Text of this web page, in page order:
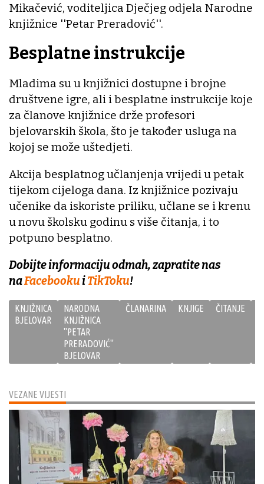
VEZANE VIJESTI
Mikačević, voditeljica Dječjeg odjela Narodne
knjižnice ''Petar Preradović''.
Besplatne instrukcije
Mladima su u knjižnici dostupne i brojne
društvene igre, ali i besplatne instrukcije koje
za članove knjižnice drže profesori
bjelovarskih škola, što je također usluga na
kojoj se može uštedjeti.
Akcija besplatnog učlanjenja vrijedi u petak
tijekom cijeloga dana. Iz knjižnice pozivaju
učenike da iskoriste priliku, učlane se i krenu
u novu školsku godinu s više čitanja, i to
potpuno besplatno.
Dobijte informaciju odmah, zapratite nas
naFacebookuiTikToku!
KNJIŽNICA
BJELOVAR
NARODNA
KNJIŽNICA
''PETAR
PRERADOVIĆ''
BJELOVAR
ČLANARINA KNJIGE ČITANJE